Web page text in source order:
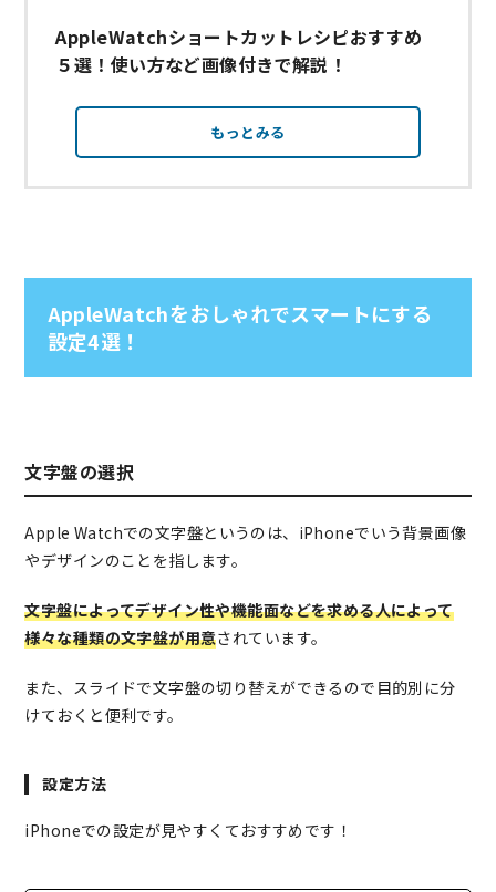
AppleWatchショートカットレシピおすすめ
５選！使い方など画像付きで解説！
もっとみる
AppleWatchをおしゃれでスマートにする
設定4選！
文字盤の選択
Apple Watchでの文字盤というのは、iPhoneでいう背景画像
やデザインのことを指します。
文字盤によってデザイン性や機能面などを求める人によって
様々な種類の文字盤が用意されています。
また、スライドで文字盤の切り替えができるので目的別に分
けておくと便利です。
設定方法
iPhoneでの設定が見やすくておすすめです！